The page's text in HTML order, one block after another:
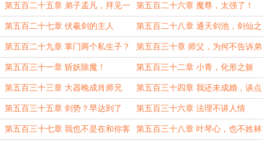
重蹈覆辙
第五百二十五章 弟子孟凡，拜见一
贫老祖
第五百二十六章 魔尊，太强了！
第五百二十七章 伏羲剑的主人 第五百二十八章 通天剑池，剑仙之
力
第五百二十九章 掌门两个私生子？
格局小了
第五百三十章 师父，为何不告诉弟
子？
第五百三十一章 斩妖除魔！ 第五百三十二章 小青，化形之躯
第五百三十三章 大器晚成肖师兄 第五百三十四章 我还未成婚，谈点
情爱怎么了
第五百三十五章 剑势？早达到了 第五百三十六章 法理不讲人情
第五百三十七章 我也不是在和你客 第五百三十八章 叶琴心，也不姓林